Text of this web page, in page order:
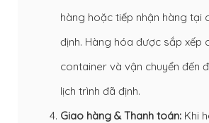
hàng hoặc tiếp nhận hàng tại
định. Hàng hóa được sắp xếp
container và vận chuyển đến
lịch trình đã định.
Giao hàng & Thanh toán: Khi